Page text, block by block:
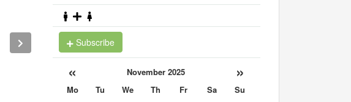
Subscribe
« November 2025 »
Mo Tu We Th Fr Sa
Su